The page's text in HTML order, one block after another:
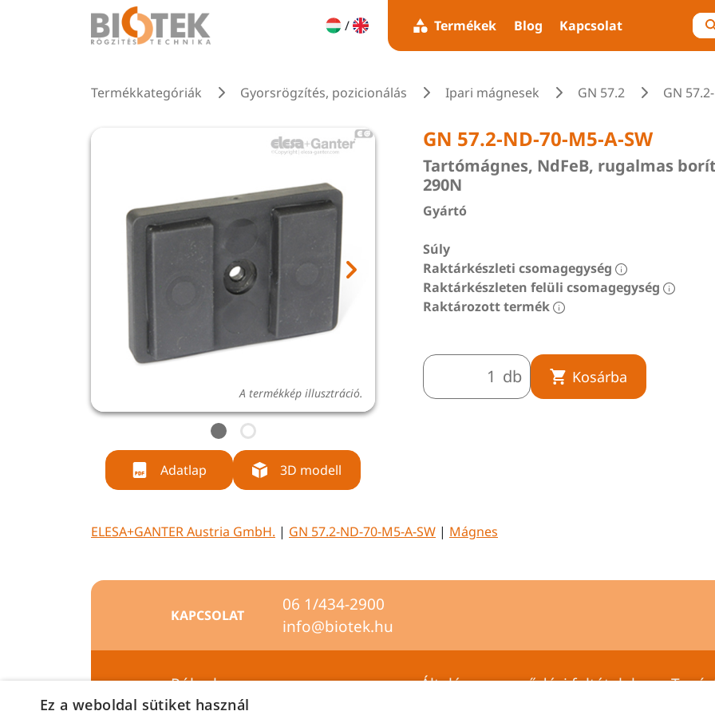
/ Termékek Blog Kapcsolat
Termékkategóriák Gyorsrögzítés, pozicionálás Ipari mágnesek GN 57.2 GN
A termékkép illusztráció. A termékkép illusztráció.
Adatlap 3D modell
GN 57.2-ND-70-M5-A-SW
Tartómágnes, NdFeB, rugalmas
290N
Gyártó
Súly
Raktárkészleti csomagegység
Raktárkészleten felüli csomagegység
Raktározott termék
db Kosárba
ELESA+GANTER Austria GmbH. | GN 57.2-ND-70-M5-A-SW | Mágnes
KAPCSOLAT
06 1/434-2900
info@biotek.hu
Rólunk
Általános szerződési feltételek
Ez a weboldal sütiket használ